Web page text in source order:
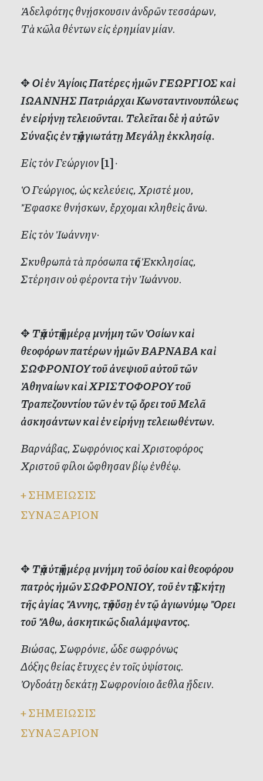
Ἀδελφότης θνῄσκουσιν ἀνδρῶν τεσσάρων,
Τὰ κῶλα θέντων εἰς ἐρημίαν μίαν.
✥Οἱ ἐν Ἁγίοις Πατέρες ἡμῶν ΓΕΩΡΓΙΟΣ καὶ
ΙΩΑΝΝΗΣ Πατριάρχαι Κωνσταντινουπόλεως
ἐν εἰρήνῃ τελειοῦνται. Τελεῖται δὲ ἡ αὐτῶν
Σύναξις ἐν τῇ ἁγιωτάτῃ Μεγάλῃ ἐκκλησίᾳ.
Εἰς τὸν Γεώργιον[1]·
Ὁ Γεώργιος, ὡς κελεύεις, Χριστέ μου,
Ἔφασκε θνήσκων, ἔρχομαι κληθεὶς ἄνω.
Εἰς τὸν Ἰωάννην·
Σκυθρωπὰ τὰ πρόσωπα τῆς Ἐκκλησίας,
Στέρησιν οὐ φέροντα τὴν Ἰωάννου.
✥Τῇ αὐτῇ ἡμέρᾳ μνήμη τῶν Ὁσίων καὶ
θεοφόρων πατέρων ἡμῶν ΒΑΡΝΑΒΑ καὶ
ΣΩΦΡΟΝΙΟΥ τοῦ ἀνεψιοῦ αὐτοῦ τῶν
Ἀθηναίων καὶ ΧΡΙΣΤΟΦΟΡΟΥ τοῦ
Τραπεζουντίου τῶν ἐν τῷ ὄρει τοῦ Μελᾶ
ἀσκησάντων καὶ ἐν εἰρήνῃ τελειωθέντων.
Βαρνάβας, Σωφρόνιος καὶ Χριστοφόρος
Χριστοῦ φίλοι ὤφθησαν βίῳ ἐνθέῳ.
+ΣΗΜΕΙΩΣΙΣ
ΣΥΝΑΞΑΡΙΟΝ
✥Τῇ αὐτῇ ἡμέρᾳ μνήμη τοῦ ὁσίου καὶ θεοφόρου
πατρὸς ἡμῶν ΣΩΦΡΟΝΙΟΥ, τοῦ ἐν τῇ Σκήτῃ
τῆς ἁγίας Ἄννης, τῇ οὔσῃ ἐν τῷ ἁγιωνύμῳ Ὄρει
τοῦ Ἄθω, ἀσκητικῶς διαλάμψαντος.
Βιώσας, Σωφρόνιε, ὧδε σωφρόνως
Δόξης θείας ἔτυχες ἐν τοῖς ὑψίστοις.
Ὀγδοάτῃ δεκάτῃ Σωφρονίοιο ἄεθλα ᾔδειν.
+ΣΗΜΕΙΩΣΙΣ
ΣΥΝΑΞΑΡΙΟΝ